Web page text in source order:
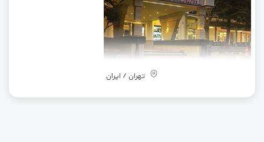
تهران / ایران